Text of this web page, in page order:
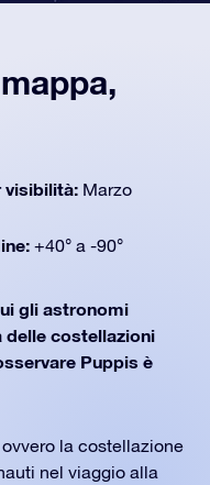
visibilità: Marzo
+40° a -90°
gli astronomi
delle costellazioni
Puppis è
la costellazione
nel viaggio alla